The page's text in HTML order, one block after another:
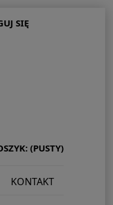
SIĘ
(PUSTY)
KONTAKT